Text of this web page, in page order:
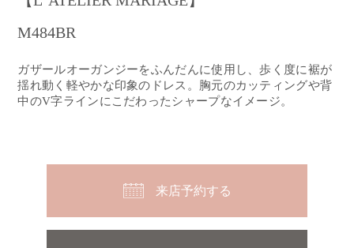
M484BR
ガザールオーガンジーをふんだんに使用し、歩く度に裾が
揺れ動く軽やかな印象のドレス。胸元のカッティングや背
中のV字ラインにこだわったシャープなイメージ。
来店予約する